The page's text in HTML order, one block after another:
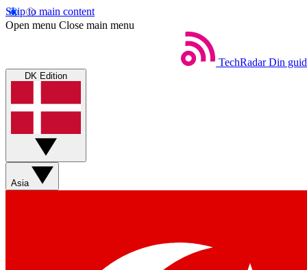
Skip to main content
Open menu Close main menu
TechRadar Din
DK Edition
Asia